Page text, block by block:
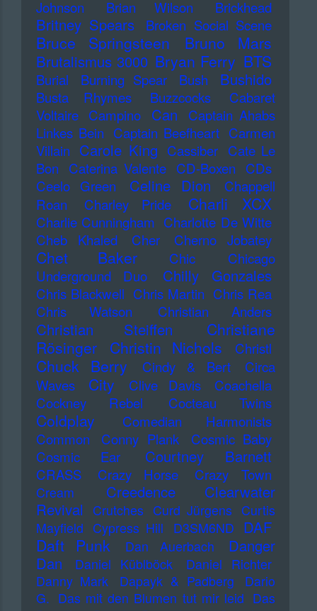
Johnson Brian Wilson Brickhead
Britney Spears Broken Social Scene
Bruce Springsteen Bruno Mars
Brutalismus 3000 Bryan Ferry BTS
Burial Burning Spear Bush Bushido
Busta Rhymes Buzzcocks
Cabaret
Voltaire Campino Can
Captain Ahabs
Linkes Bein Captain Beefheart Carmen
Villain Carole King Cassiber Cate Le
Bon
Caterina Valente CD-Boxen
CDs
Ceelo Green
Celine Dion
Chappell
Roan
Charley Pride Charli XCX
Charlie Cunningham Charlotte De Witte
Cheb Khaled
Cher Cherno Jobatey
Chet Baker Chic
Chicago
Underground Duo
Chilly Gonzales
Chris Blackwell Chris Martin Chris Rea
Chris Watson
Christian Anders
Christian Steiffen
Christiane
Rösinger
Christin Nichols Christl
Chuck Berry Cindy & Bert
Circa
Waves
City Clive Davis
Coachella
Cockney Rebel
Cocteau Twins
Coldplay
Comedian Harmonists
Common
Conny Plank
Cosmic Baby
Cosmic Ear
Courtney Barnett
CRASS Crazy Horse Crazy Town
Cream
Creedence Clearwater
Revival
Crutches Curd Jürgens Curtis
Mayfield Cypress Hill D3SM6ND DAF
Daft Punk Dan Auerbach
Danger
Dan
Daniel Küblböck
Daniel Richter
Danny Mark
Dapayk & Padberg
Dario
G. Das mit den Blumen tut mir leid Das